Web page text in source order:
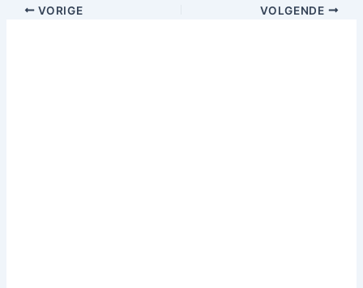
VORIGE VOLGENDE